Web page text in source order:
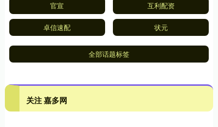
官宣 互利配资
卓信速配 状元
全部话题标签
关注 嘉多网